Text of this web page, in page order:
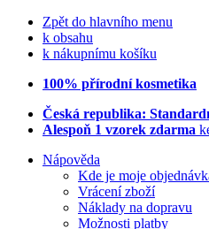
Zpět do hlavního menu
k obsahu
k nákupnímu košíku
100% přírodní kosmetika
Česká republika:
Alespoň 1 vzorek zdarma
Nápověda
Kde je moje
Vrácení zboží
Náklady na dopravu
Možnosti platby